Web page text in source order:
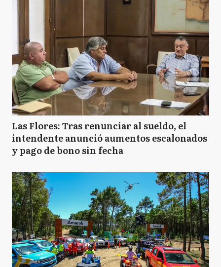
HY Hipólito Yrigoyen
J Junín
LN Leandro N Alem
P Pehuajó
R Rivadavia
Las Flores: Tras renunciar al sueldo, el
intendente anunció aumentos escalonados
y pago de bono sin fecha